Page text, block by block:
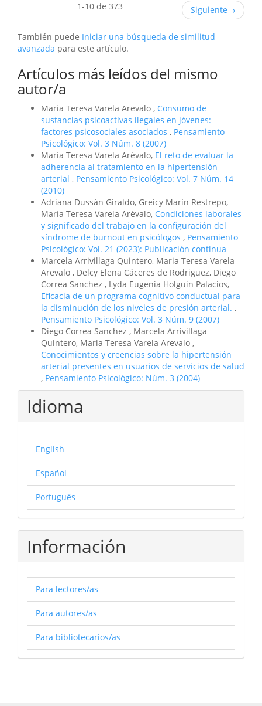
1-10 de 373 Siguiente→
También puede Iniciar una búsqueda de similitud
avanzada para este artículo.
Artículos más leídos del mismo
autor/a
Maria Teresa Varela Arevalo , Consumo de
sustancias psicoactivas ilegales en jóvenes:
factores psicosociales asociados , Pensamiento
Psicológico: Vol. 3 Núm. 8 (2007)
María Teresa Varela Arévalo, El reto de evaluar la
adherencia al tratamiento en la hipertensión
arterial , Pensamiento Psicológico: Vol. 7 Núm. 14
(2010)
Adriana Dussán Giraldo, Greicy Marín Restrepo,
María Teresa Varela Arévalo, Condiciones laborales
y significado del trabajo en la configuración del
síndrome de burnout en psicólogos , Pensamiento
Psicológico: Vol. 21 (2023): Publicación continua
Marcela Arrivillaga Quintero, Maria Teresa Varela
Arevalo , Delcy Elena Cáceres de Rodriguez, Diego
Correa Sanchez , Lyda Eugenia Holguin Palacios,
Eficacia de un programa cognitivo conductual para
la disminución de los niveles de presión arterial. ,
Pensamiento Psicológico: Vol. 3 Núm. 9 (2007)
Diego Correa Sanchez , Marcela Arrivillaga
Quintero, Maria Teresa Varela Arevalo ,
Conocimientos y creencias sobre la hipertensión
arterial presentes en usuarios de servicios de salud
, Pensamiento Psicológico: Núm. 3 (2004)
Idioma
English
Español
Português
Información
Para lectores/as
Para autores/as
Para bibliotecarios/as